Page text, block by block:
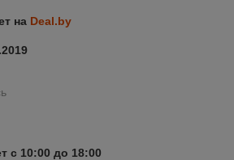
на Deal.by
с 10:00 до 18:00